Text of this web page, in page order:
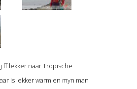
ff lekker naar Tropische
is lekker warm en myn man